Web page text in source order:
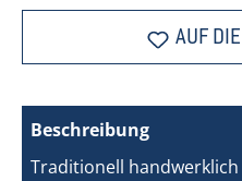
AUF
Beschreibung
Traditionell